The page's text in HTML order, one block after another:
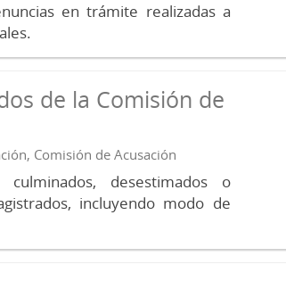
en trámite realizadas a
de la Comisión de
Comisión de Acusación
desestimados o
incluyendo modo de